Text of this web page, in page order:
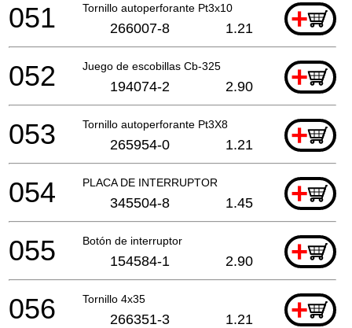
Tornillo autoperforante Pt3x10 +
051 266007-8 1.21
Juego de escobillas Cb-325 +
052 194074-2 2.90
Tornillo autoperforante Pt3X8 +
053 265954-0 1.21
PLACA DE INTERRUPTOR +
054 345504-8 1.45
Botón de interruptor +
055 154584-1 2.90
Tornillo 4x35 +
056 266351-3 1.21